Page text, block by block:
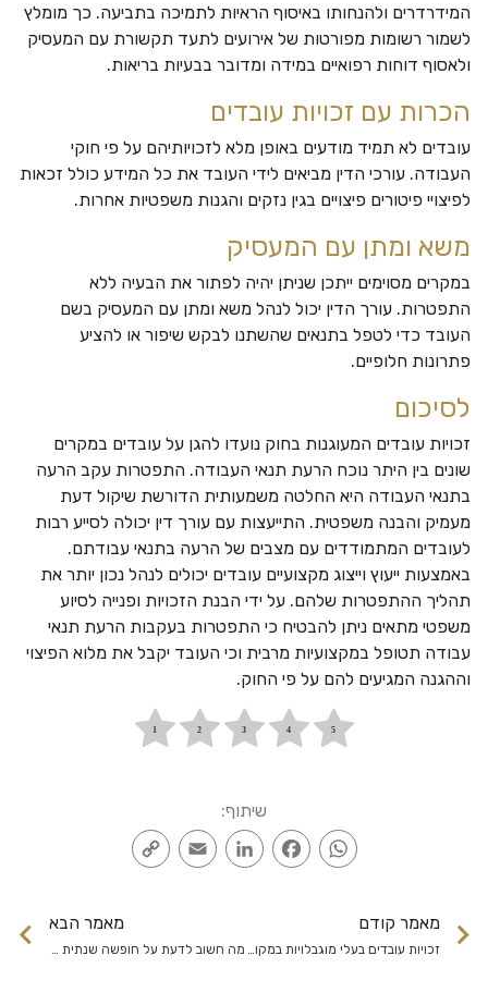
המידרדרים ולהנחותו באיסוף הראיות לתמיכה בתביעה. כך מומלץ
לשמור רשומות מפורטות של אירועים לתעד תקשורת עם המעסיק
ולאסוף דוחות רפואיים במידה ומדובר בבעיות בריאות.
הכרות עם זכויות עובדים
עובדים לא תמיד מודעים באופן מלא לזכויותיהם על פי חוקי
העבודה. עורכי הדין מביאים לידי העובד את כל המידע כולל זכאות
לפיצויי פיטורים פיצויים בגין נזקים והגנות משפטיות אחרות.
משא ומתן עם המעסיק
במקרים מסוימים ייתכן שניתן יהיה לפתור את הבעיה ללא
התפטרות. עורך הדין יכול לנהל משא ומתן עם המעסיק בשם
העובד כדי לטפל בתנאים שהשתנו לבקש שיפור או להציע
פתרונות חלופיים.
לסיכום
זכויות עובדים המעוגנות בחוק נועדו להגן על עובדים במקרים
שונים בין היתר נוכח הרעת תנאי העבודה. התפטרות עקב הרעה
בתנאי העבודה היא החלטה משמעותית הדורשת שיקול דעת
מעמיק והבנה משפטית. התייעצות עם עורך דין יכולה לסייע רבות
לעובדים המתמודדים עם מצבים של הרעה בתנאי עבודתם.
באמצעות ייעוץ וייצוג מקצועיים עובדים יכולים לנהל נכון יותר את
תהליך ההתפטרות שלהם. על ידי הבנת הזכויות ופנייה לסיוע
משפטי מתאים ניתן להבטיח כי התפטרות בעקבות הרעת תנאי
עבודה תטופל במקצועיות מרבית וכי העובד יקבל את מלוא הפיצוי
וההגנה המגיעים להם על פי החוק.
שיתוף:
WhatsApp
Facebook
LinkedIn
Email
מאמר קודם
זכויות עובדים בעלי מוגבלויות במקום העבודה
מאמר הבא
מה חשוב לדעת על חופשה שנתית ודמי הבראה?